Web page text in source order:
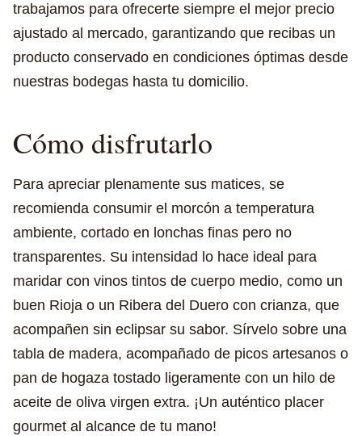
trabajamos para ofrecerte siempre el mejor precio
ajustado al mercado, garantizando que recibas un
producto conservado en condiciones óptimas desde
nuestras bodegas hasta tu domicilio.
Cómo disfrutarlo
Para apreciar plenamente sus matices, se
recomienda consumir el morcón a temperatura
ambiente, cortado en lonchas finas pero no
transparentes. Su intensidad lo hace ideal para
maridar con vinos tintos de cuerpo medio, como un
buen Rioja o un Ribera del Duero con crianza, que
acompañen sin eclipsar su sabor. Sírvelo sobre una
tabla de madera, acompañado de picos artesanos o
pan de hogaza tostado ligeramente con un hilo de
aceite de oliva virgen extra. ¡Un auténtico placer
gourmet al alcance de tu mano!